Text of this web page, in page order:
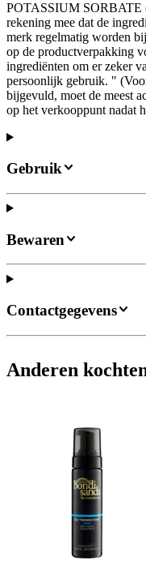
POTASSIUM SORBATE
rekening mee dat de
merk regelmatig worden
op de productverpakking
ingrediënten om er zeker
persoonlijk gebruik. "
bijgevuld, moet de meest
op het verkooppunt nadat
Gebruik
Bewaren
Contactgegevens
Anderen